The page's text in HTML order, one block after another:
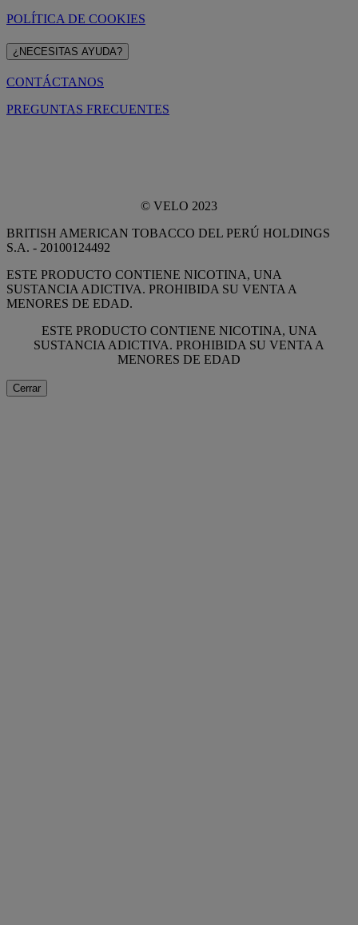
POLÍTICA DE COOKIES
¿NECESITAS AYUDA?
CONTÁCTANOS
PREGUNTAS FRECUENTES
© VELO 2023
BRITISH AMERICAN TOBACCO DEL PERÚ HOLDINGS
S.A. - 20100124492
ESTE PRODUCTO CONTIENE NICOTINA, UNA
SUSTANCIA ADICTIVA. PROHIBIDA SU VENTA A
MENORES DE EDAD.
ESTE PRODUCTO CONTIENE NICOTINA, UNA
SUSTANCIA ADICTIVA. PROHIBIDA SU VENTA A
MENORES DE EDAD
Cerrar